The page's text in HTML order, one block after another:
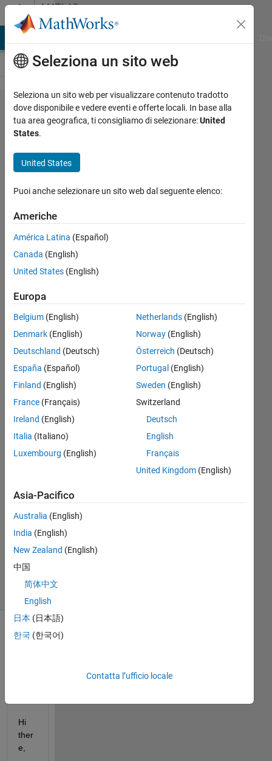
Vai al contenutoMATLAB
Answers
Why the
peak
are
different
under the
impulse
function
to a
order
function
with zero
damping?
Tony
Cheng
30 Ott
2024
Risposte
accettata
31 Ott
2024
8
Visualizzazioni
Hi
ther
e,
Seleziona un sito web
Seleziona un sito web per visualizzare contenuto tradotto
dove disponibile e vedere eventi e offerte locali. In base alla
tua area geografica, ti consigliamo di selezionare:United
States.
United States
Puoi anche selezionare un sito web dal seguente elenco:
Americhe
América Latina (Español)
Canada (English)
United States (English)
Europa
Belgium (English)
Denmark (English)
Deutschland (Deutsch)
España (Español)
Finland (English)
France (Français)
Ireland (English)
Italia (Italiano)
Luxembourg (English)
Netherlands(English)
Norway(English)
Österreich (Deutsch)
Portugal (English)
Sweden (English)
Switzerland
Deutsch
English
Français
United Kingdom(English)
Asia-Pacifico
Australia (English)
India (English)
New Zealand (English)
中国
简体中文
English
日本 (日本語)
한국 (한국어)
Contatta l’ufficio locale